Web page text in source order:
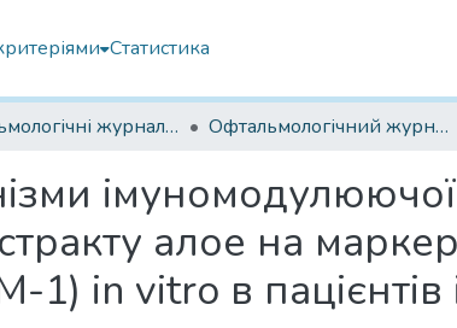
Статистика
Офтальмологічні журнали українські Офтальмологічний журнал 2024
імуномодулюючої
алое на
1) in vitro в пацієнтів